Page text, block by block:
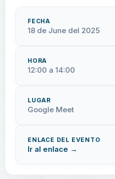
FECHA
18 de June del 2025
HORA
12:00 a 14:00
LUGAR
Google Meet
ENLACE DEL EVENTO
Ir al enlace →